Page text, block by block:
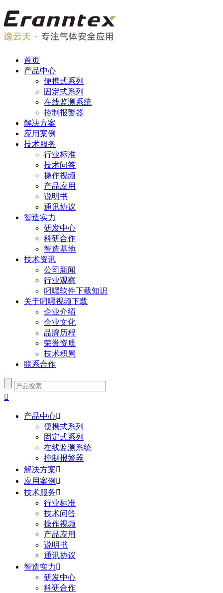
首页
产品中心
便携式系列
固定式系列
在线监测系统
控制报警器
解决方案
应用案例
技术服务
行业标准
技术问答
操作视频
产品应用
说明书
通讯协议
智造实力
研发中心
科研合作
智造基地
技术资讯
公司新闻
行业观察
叼嘿软件下载知识
关于叼嘿视频下载
企业介绍
企业文化
品牌历程
荣誉资质
技术积累
联系合作

产品中心
便携式系列
固定式系列
在线监测系统
控制报警器
解决方案
应用案例 
技术服务
行业标准
技术问答
操作视频
产品应用
说明书
通讯协议
智造实力 
研发中心
科研合作